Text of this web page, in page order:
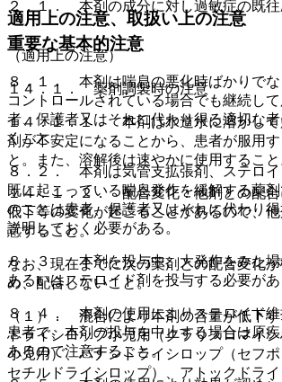
適用上の注意、取扱い上の注意
（適用上の注意）
１４．１． 薬剤調製時の注意
１４．１．１． 本剤は水道水に溶かして
剤が不安定になることから、患者が服用
と。また、溶解後は速やかに使用すること
１４．１．２． 配合変化：他剤との配
低下等の変化が起こることがあるので、
意すること。
なお、現在までに次の薬剤との配合変化
め、配合しないこと。
（１）． 混合により本剤の含量が低下
ドライシロップ小児用（クラリスロマイ
小児用）、バナンドライシロップ（セフ
セチルドライシロップ）、アトックドラ
２．１． 本剤の成分に対し過敏症の既往
重要な基本的注意
８．１． 本剤は喘息の悪化時ばかりでな
コントロールされている場合でも継続し
者、保護者又はそれに代わり得る適切な
くこと。
８．２． 本剤は気管支拡張剤、ステロイ
既に起こっている喘息発作を緩解する薬
のことは患者、保護者又はそれに代わり
説明しておく必要がある。
８．３． 本剤を投与中、大発作をみた場
あるいはステロイド剤を投与する必要があ
８．４． 本剤の使用によりステロイド維
患者で、本剤の投与を中止する場合は原
あるので注意すること。